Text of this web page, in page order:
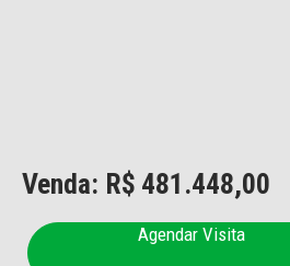
Venda: R$ 481.448,00
Agendar Visita